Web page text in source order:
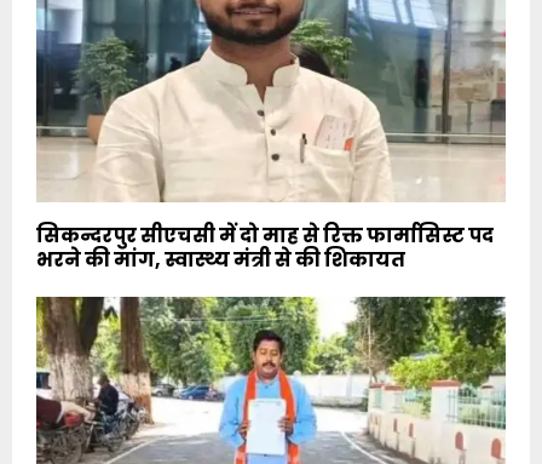
सिकन्दरपुर सीएचसी में दो माह से रिक्त फार्मासिस्ट पद
भरने की मांग, स्वास्थ्य मंत्री से की शिकायत